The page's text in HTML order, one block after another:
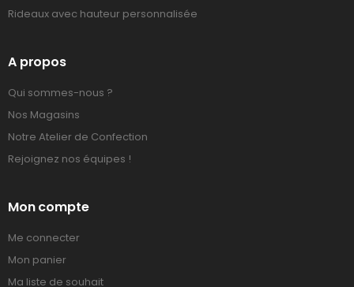
Rideaux avec hauteur personnalisée
A propos
Qui sommes-nous ?
Nos Magasins
Notre Atelier de Confection
Rejoignez nos équipes !
Mon compte
Me connecter
Mon panier
Ma liste de souhait